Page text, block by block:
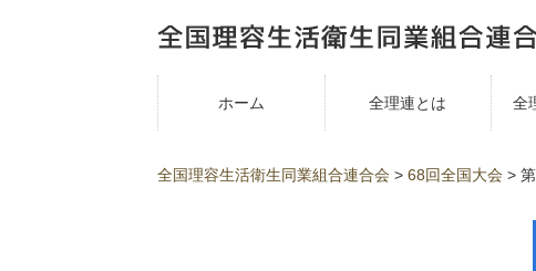
ホーム 全理連とは 全
全国理容生活衛生同業組合連合会 > 68回全国大会 >